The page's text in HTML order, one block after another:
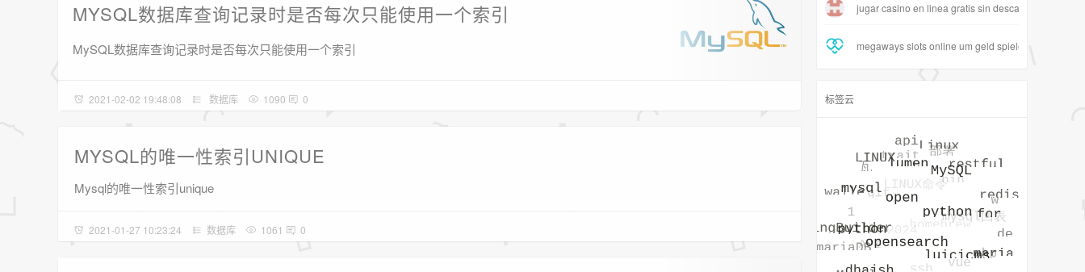
MYSQL数据库查询记录时是否每次只能使用一个索引
MySQL数据库查询记录时是否每次只能使用一个索引
2021-02-02 19:48:08 数据库 1090 0
MYSQL的唯一性索引UNIQUE
Mysql的唯一性索引unique
2021-01-27 10:23:24 数据库 1061 0
jugar casino en linea gratis sin descargar
megaways slots online um geld spielen
标签云